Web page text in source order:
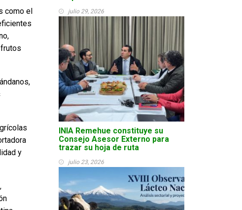
como el
y
julio 29, 2026
INIA Remehue constituye su
Consejo Asesor Externo para
trazar su hoja de ruta
julio 23, 2026